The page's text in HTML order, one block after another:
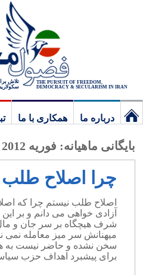
THE PURSUIT OF FREEDOM,
DEMOCRACY & SECULARISM IN IRAN
تلاش
درباره ما همکاری با ما
بایگانی ماهیانه: فوریه 2012
چرا اصلاح طلب
اصلاح طلب نیستم چرا که
آزادی خواهی می دانم و بر
شرف هیچگاه بر سر جان و
میهنانش سر میز معامله نمی
سخن نشده و حاضر نیست به
برای پیشبرد اهداف حزب